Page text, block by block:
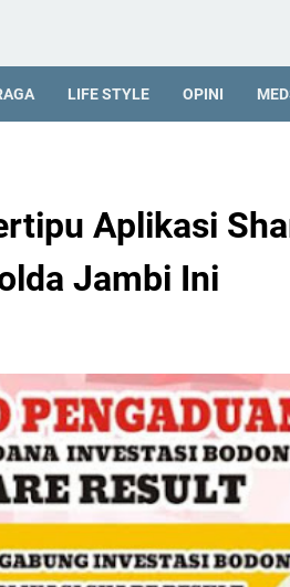
LIFE STYLE OPINI
Aplikasi
Jambi Ini